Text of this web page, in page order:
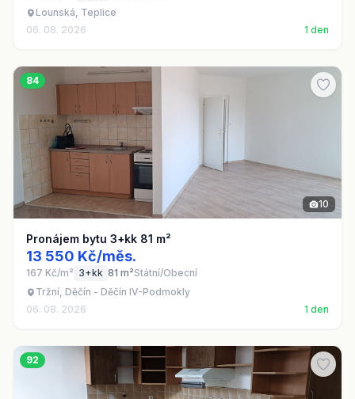
Lounská, Teplice
06. 08. 2026
1 den
84
10
Pronájem bytu 3+kk 81 m²
13 550 Kč/měs.
167 Kč/m² 3+kk 81 m²Státní/Obecní
Tržní, Děčín - Děčín IV-Podmokly
06. 08. 2026
1 den
92